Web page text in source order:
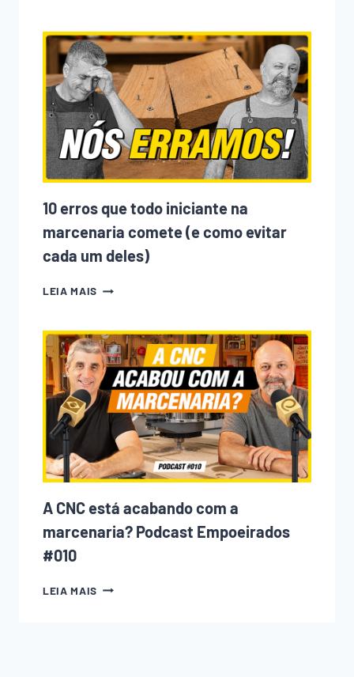
TANTA
GENTE
ENTRANDO
NA
MARCENARIA?
ENTENDA
O
QUE
MUDOU
NOS
ÚLTIMOS
10 erros que todo iniciante na
marcenaria comete (e como evitar
cada um deles)
LEIA MAIS 10
TODO
INICIANTE
NA
MARCENARIA
COMETE
(E
COMO
EVITAR
CADA
UM
DELES)
A CNC está acabando com a
marcenaria? Podcast Empoeirados
#010
LEIA MAIS A